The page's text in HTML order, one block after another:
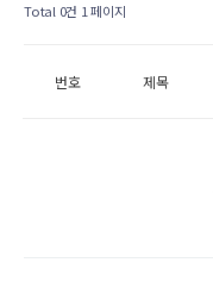
Total 0건 1 페이지
번호 제목